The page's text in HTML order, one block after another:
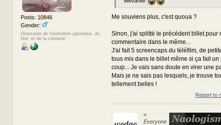
Posts: 10846
Gender:
Dinosaure de l'animation japonaise, du
Net, et de la connerie.
Me souviens plus, c'est quoua ?
Sinon, j'ai splitté le précédent billet pour
commentaire dans le même...
J'ai fait 5 screencaps du téléfilm, de
tous mis dans le billet même si ça fait
coup... Je vais sans doute en virer une
Mais je ne sais pas lesquels, je trouve
tellement belles !
Report to
«
Everyone